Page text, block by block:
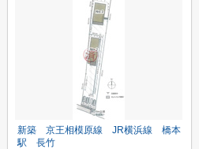
新築 京王相模原線 JR横浜線 橋本
駅 長竹